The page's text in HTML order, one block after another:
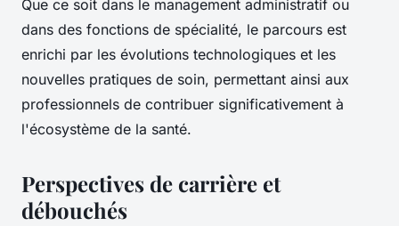
Que ce soit dans le management administratif ou
dans des fonctions de spécialité, le parcours est
enrichi par les évolutions technologiques et les
nouvelles pratiques de soin, permettant ainsi aux
professionnels de contribuer significativement à
l'écosystème de la santé.
Perspectives de carrière et
débouchés